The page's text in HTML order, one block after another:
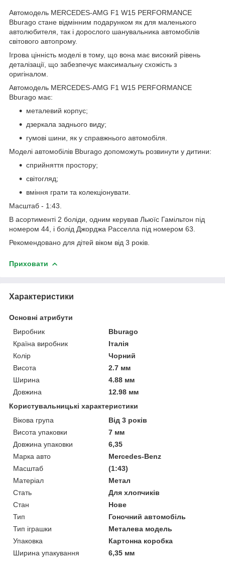
Автомодель MERCEDES-AMG F1 W15 PERFORMANCE
Bburago стане відмінним подарунком як для маленького
автолюбителя, так і дорослого шанувальника автомобілів
світового автопрому.
Ігрова цінність моделі в тому, що вона має високий рівень
деталізації, що забезпечує максимальну схожість з
оригіналом.
Автомодель MERCEDES-AMG F1 W15 PERFORMANCE
Bburago має:
металевий корпус;
дзеркала заднього виду;
гумові шини, як у справжнього автомобіля.
Моделі автомобілів Bburago допоможуть розвинути у дитини:
сприйняття простору;
світогляд;
вміння грати та колекціонувати.
Масштаб - 1:43.
В асортименті 2 боліди, одним керував Льюїс Гамільтон під
номером 44, і болід Джорджа Расселла під номером 63.
Рекомендовано для дітей віком від 3 років.
Приховати
Характеристики
Основні атрибути
Виробник
Bburago
Країна виробник
Італія
Колір
Чорний
Висота
2.7 мм
Ширина
4.88 мм
Довжина
12.98 мм
Користувальницькі характеристики
Вікова група
Від 3 років
Висота упаковки
7 мм
Довжина упаковки
6,35
Марка авто
Mercedes-Benz
Масштаб
(1:43)
Матеріал
Метал
Стать
Для хлопчиків
Стан
Нове
Тип
Гоночний автомобіль
Тип іграшки
Металева модель
Упаковка
Картонна коробка
Ширина упакування
6,35 мм